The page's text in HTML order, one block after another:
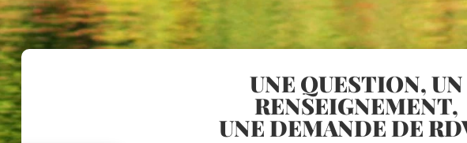
UNE QUESTION, UN
RENSEIGNEMENT,
UNE DEMANDE DE